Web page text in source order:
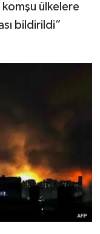
ülkelere
bildirildi”